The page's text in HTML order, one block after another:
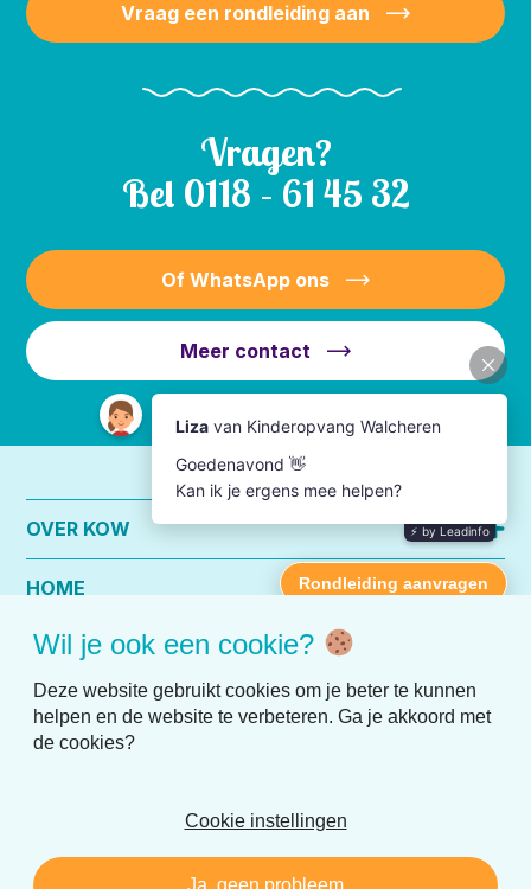
Vraag een rondleiding aan
Vragen?
Bel 0118 – 61 45 32
Of WhatsApp ons
Meer contact
OVER KOW
HOME
PRAKTISCHE INFO
Wil je ook een cookie?
Deze website gebruikt cookies om je beter te kunnen
helpen en de website te verbeteren. Ga je akkoord met
de cookies?
Cookie instellingen
Ja, geen probleem